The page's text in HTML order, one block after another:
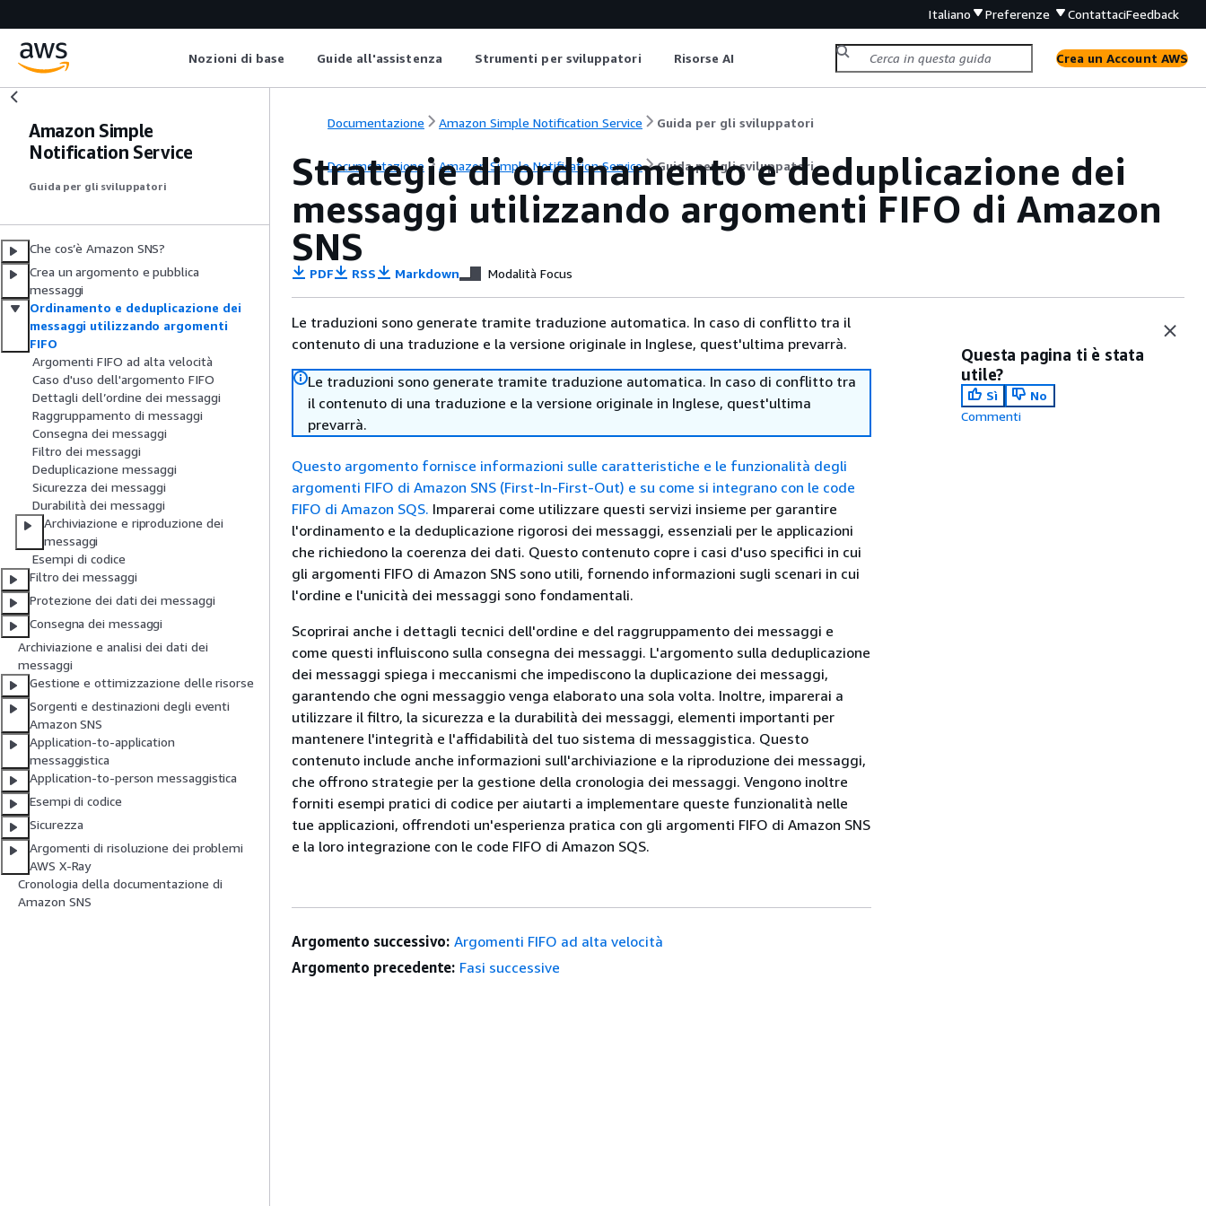
Italiano Preferenze ContattaciFeedback
Nozioni di base Guide all'assistenza Strumenti per sviluppatori Risorse AI Crea un Account AWS
Amazon Simple
Notification Service
Guida per gli sviluppatori
Che cos’è Amazon SNS?
Crea un argomento e pubblica
messaggi
Ordinamento e deduplicazione dei
messaggi utilizzando argomenti
FIFO
Argomenti FIFO ad alta velocità
Caso d'uso dell'argomento FIFO
Dettagli dell’ordine dei messaggi
Raggruppamento di messaggi
Consegna dei messaggi
Filtro dei messaggi
Deduplicazione messaggi
Sicurezza dei messaggi
Durabilità dei messaggi
Archiviazione e riproduzione dei
messaggi
Esempi di codice
Filtro dei messaggi
Protezione dei dati dei messaggi
Consegna dei messaggi
Archiviazione e analisi dei dati dei
messaggi
Gestione e ottimizzazione delle risorse
Sorgenti e destinazioni degli eventi
Amazon SNS
Application-to-application
messaggistica
Application-to-person messaggistica
Esempi di codice
Sicurezza
Argomenti di risoluzione dei problemi
AWS X-Ray
Cronologia della documentazione di
Amazon SNS
Documentazione Amazon Simple Notification Service Guida per gli sviluppatori
Documentazione Amazon Simple Notification Service Guida per gli sviluppatori
Strategie di ordinamento e deduplicazione dei
messaggi utilizzando argomenti FIFO di Amazon
SNS
PDF RSS Markdown Modalità Focus
Le traduzioni sono generate tramite traduzione automatica. In caso di conflitto tra il
contenuto di una traduzione e la versione originale in Inglese, quest'ultima prevarrà.
Le traduzioni sono generate tramite traduzione automatica. In caso di conflitto tra
il contenuto di una traduzione e la versione originale in Inglese, quest'ultima
prevarrà.
Questo argomento fornisce informazioni sulle caratteristiche e le funzionalità degli
argomenti FIFO di Amazon SNS (First-In-First-Out) e su come si integrano con le code
FIFO di Amazon SQS. Imparerai come utilizzare questi servizi insieme per garantire
l'ordinamento e la deduplicazione rigorosi dei messaggi, essenziali per le applicazioni
che richiedono la coerenza dei dati. Questo contenuto copre i casi d'uso specifici in cui
gli argomenti FIFO di Amazon SNS sono utili, fornendo informazioni sugli scenari in cui
l'ordine e l'unicità dei messaggi sono fondamentali.
Scoprirai anche i dettagli tecnici dell'ordine e del raggruppamento dei messaggi e
come questi influiscono sulla consegna dei messaggi. L'argomento sulla deduplicazione
dei messaggi spiega i meccanismi che impediscono la duplicazione dei messaggi,
garantendo che ogni messaggio venga elaborato una sola volta. Inoltre, imparerai a
utilizzare il filtro, la sicurezza e la durabilità dei messaggi, elementi importanti per
mantenere l'integrità e l'affidabilità del tuo sistema di messaggistica. Questo
contenuto include anche informazioni sull'archiviazione e la riproduzione dei messaggi,
che offrono strategie per la gestione della cronologia dei messaggi. Vengono inoltre
forniti esempi pratici di codice per aiutarti a implementare queste funzionalità nelle
tue applicazioni, offrendoti un'esperienza pratica con gli argomenti FIFO di Amazon SNS
e la loro integrazione con le code FIFO di Amazon SQS.
Questa pagina ti è stata
utile?
Sì
No
Commenti
Argomento successivo: Argomenti FIFO ad alta velocità
Argomento precedente: Fasi successive